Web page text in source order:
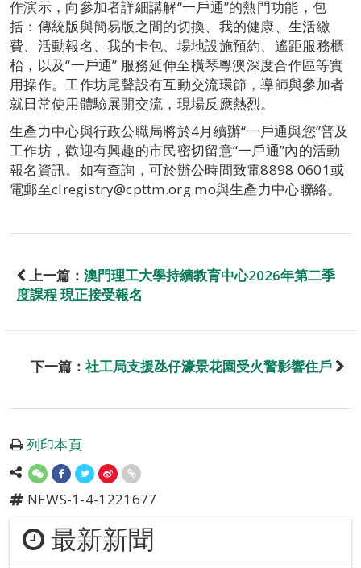
作演示，向參加者詳細講解“一戶通”的熱門功能，包
括：傳統版與簡易版之間的切換、我的健康、生活繳
費、活動報名、我的卡包、場地設施預約、遙距服務櫃
枱，以及“一戶通” 服務延伸至橫琴粵澳深度合作區等實
用操作。工作坊尾聲設有互動交流環節，導師與參加者
就日常使用體驗展開交流，現場反應熱烈。
生產力中心與行政公職局將於4月續辦“一戶通與您”普及
工作坊，歡迎有興趣的市民密切留意“一戶通”內的活動
報名資訊。如有查詢，可於辦公時間致電8898 0601或
電郵至clregistry@cpttm.org.mo與生產力中心聯絡。
上一篇： 澳門理工大學持續教育中心2026年第二季
度課程 現正接受報名
下一篇： 社工局支援氹仔濠景花園受火警影響住戶
列印本頁
NEWS-1-4-1221677
最新新聞